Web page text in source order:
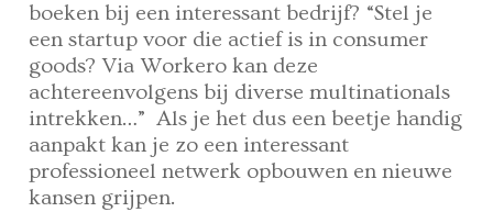
boeken bij een interessant bedrijf? “Stel je
een startup voor die actief is in consumer
goods? Via Workero kan deze
achtereenvolgens bij diverse multinationals
intrekken…” Als je het dus een beetje handig
aanpakt kan je zo een interessant
professioneel netwerk opbouwen en nieuwe
kansen grijpen.